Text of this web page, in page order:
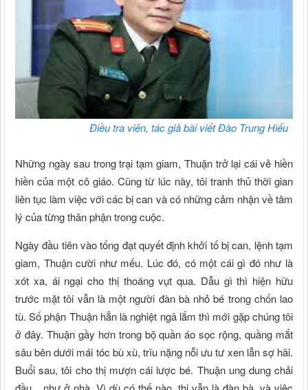
Điều tra viên, tác giả bài viết Đào Trung Hiếu
Những ngày sau trong trại tạm giam, Thuận trở lại cái vẻ hiền
hiền của một cô giáo. Cũng từ lúc này, tôi tranh thủ thời gian
liên tục làm việc với các bị can và có những cảm nhận về tâm
lý của từng thân phận trong cuộc.
Ngày đầu tiên vào tống đạt quyết định khởi tố bị can, lệnh tạm
giam, Thuận cười như mếu. Lúc đó, có một cái gì đó như là
xót xa, ái ngại cho thị thoáng vụt qua. Dẫu gì thì hiện hữu
trước mặt tôi vẫn là một người đàn bà nhỏ bé trong chốn lao
tù. Số phận Thuận hẳn là nghiệt ngã lắm thì mới gặp chúng tôi
ở đây. Thuận gầy hơn trong bộ quần áo sọc rộng, quầng mắt
sâu bên dưới mái tóc bù xù, trĩu nặng nỗi ưu tư xen lẫn sợ hãi.
Buổi sau, tôi cho thị mượn cái lược bé. Thuận ung dung chải